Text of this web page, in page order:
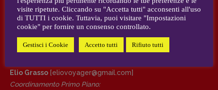
DIRETTRICE RESPONSABILE
Antonella Marrone
REDAZIONE
Walter Catalano,Giuseppe Costigliola,
Anna da Re,Roberto Derobertis,Elio
Grasso,Fabio Malagnini,
AUTORI e COLLABORATORI
CONTATTI
Elio Grasso [eliovoyager@gmail.com]
Coordinamento Primo Piano:
visite ripetute. Cliccando su "Accetta tutti" acconsenti all'uso
di TUTTI i cookie. Tuttavia, puoi visitare "Impostazioni
cookie" per fornire un consenso controllato.
Gestisci i Cookie Accetto tutti Rifiuto tutti